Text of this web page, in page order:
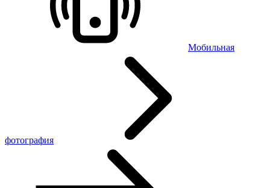
Мобильная
фотография